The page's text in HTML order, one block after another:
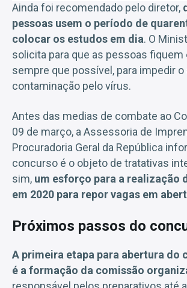
Ainda foi recomendado pelo diretor,
pessoas usem o período de
colocar os estudos em dia. O
solicita para que as pessoas fiquem
sempre que possível, para impedir o
contaminação pelo vírus.
Antes das medias de combate ao
09 de março, a Assessoria de
Procuradoria Geral da República
concurso é o objeto de tratativas
sim, um esforço para a realização
em 2020 para repor vagas em
Próximos passos do
A primeira etapa para abertura do
é a formação da comissão